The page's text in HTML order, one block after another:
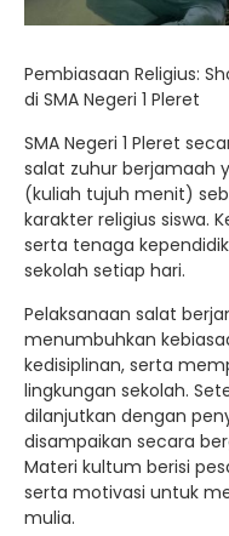
Pembiasaan Religius:
di SMA Negeri 1 Pleret
SMA Negeri 1 Pleret
salat zuhur berjamaah
(kuliah tujuh menit)
karakter religius siswa.
serta tenaga
sekolah setiap hari.
Pelaksanaan salat
menumbuhkan
kedisiplinan, serta
lingkungan sekolah.
dilanjutkan dengan
disampaikan secara
Materi kultum berisi
serta motivasi untuk
mulia.